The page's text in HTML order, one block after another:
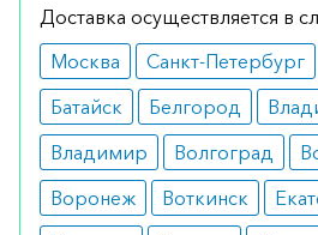
наследственных
вызывают высокий
организме.
Противопоказания
Основные ограничения:
аллергические реакции
Доставка осуществляется в
Москва
Санкт-Петербург
Батайск
Белгород
Владимир
Волгоград
Воронеж
Воткинск